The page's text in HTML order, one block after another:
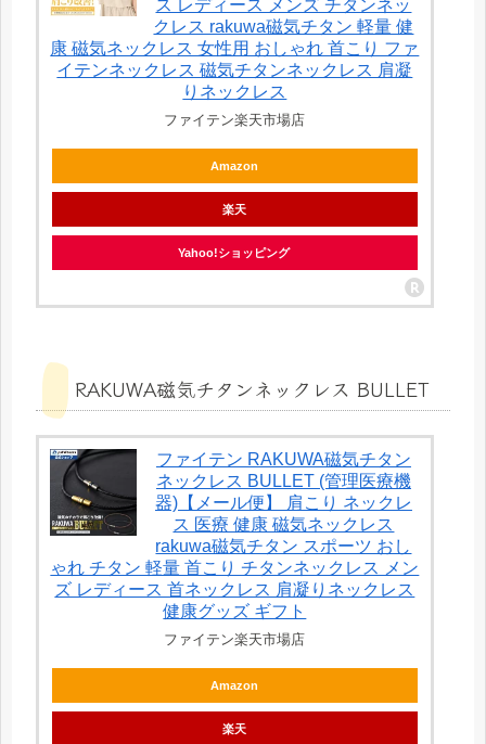
ス レディース メンズ チタンネッ
クレス rakuwa磁気チタン 軽量 健
康 磁気ネックレス 女性用 おしゃれ 首こり ファ
イテンネックレス 磁気チタンネックレス 肩凝
りネックレス
ファイテン楽天市場店
Amazon
楽天
Yahoo!ショッピング
RAKUWA磁気チタンネックレス BULLET
ファイテン RAKUWA磁気チタン
ネックレス BULLET (管理医療機
器)【メール便】 肩こり ネックレ
ス 医療 健康 磁気ネックレス
rakuwa磁気チタン スポーツ おし
ゃれ チタン 軽量 首こり チタンネックレス メン
ズ レディース 首ネックレス 肩凝りネックレス
健康グッズ ギフト
ファイテン楽天市場店
Amazon
楽天